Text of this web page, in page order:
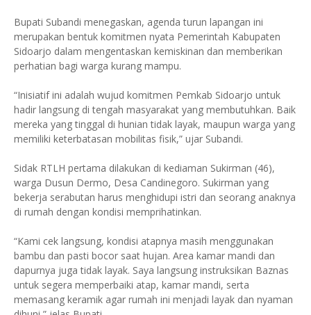
Bupati Subandi menegaskan, agenda turun lapangan ini
merupakan bentuk komitmen nyata Pemerintah Kabupaten
Sidoarjo dalam mengentaskan kemiskinan dan memberikan
perhatian bagi warga kurang mampu.
“Inisiatif ini adalah wujud komitmen Pemkab Sidoarjo untuk
hadir langsung di tengah masyarakat yang membutuhkan. Baik
mereka yang tinggal di hunian tidak layak, maupun warga yang
memiliki keterbatasan mobilitas fisik,” ujar Subandi.
Sidak RTLH pertama dilakukan di kediaman Sukirman (46),
warga Dusun Dermo, Desa Candinegoro. Sukirman yang
bekerja serabutan harus menghidupi istri dan seorang anaknya
di rumah dengan kondisi memprihatinkan.
“Kami cek langsung, kondisi atapnya masih menggunakan
bambu dan pasti bocor saat hujan. Area kamar mandi dan
dapurnya juga tidak layak. Saya langsung instruksikan Baznas
untuk segera memperbaiki atap, kamar mandi, serta
memasang keramik agar rumah ini menjadi layak dan nyaman